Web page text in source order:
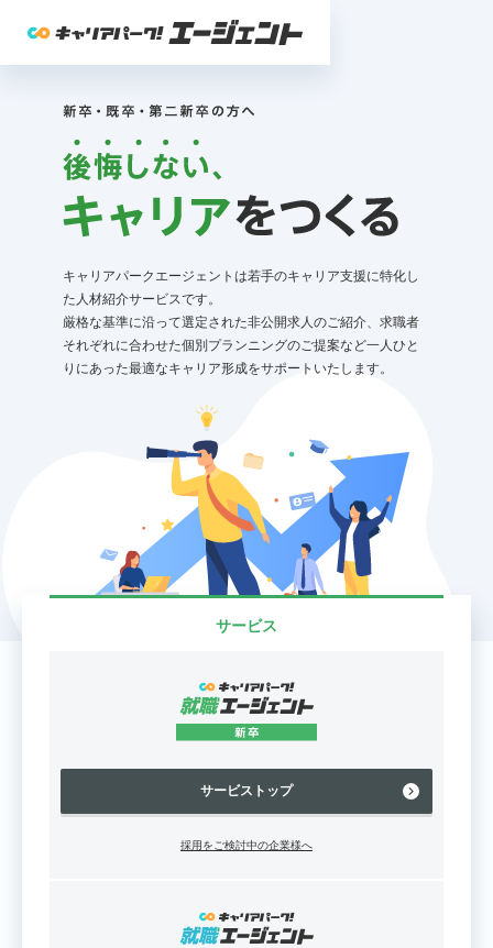
キャリアパークエージェントは若手のキャリア支援に特化し
た人材紹介サービスです。
厳格な基準に沿って選定された非公開求人のご紹介、求職者
それぞれに合わせた個別プランニングのご提案など一人ひと
りにあった最適なキャリア形成をサポートいたします。
サービス
サービストップ
採用をご検討中の企業様へ